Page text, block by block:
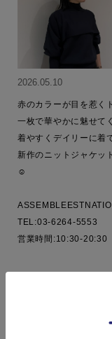
2026.05.10
赤のカラーが目を惹く
一枚で華やかに魅せて
着やすくデイリーに着
新作のニットジャケッ
☺️
TEL:03-6264-5553
営業時間:10:30-20:30